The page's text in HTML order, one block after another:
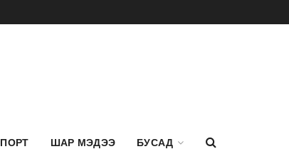
ШАР МЭДЭЭ БУСАД